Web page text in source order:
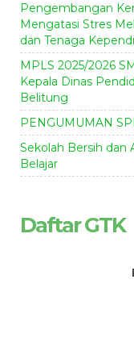
Pengembangan
Mengatasi Stres
dan Tenaga
MPLS 2025/2026
Kepala Dinas
Belitung
PENGUMUMAN
Sekolah Bersih dan
Belajar
Daftar GTK